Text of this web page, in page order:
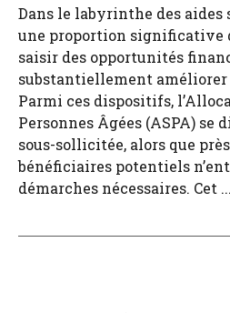
Dans le labyrinthe des aides
une proportion significative
saisir des opportunités
substantiellement
Parmi ces dispositifs,
Personnes Âgées (ASPA)
sous-sollicitée, alors que
bénéficiaires potentiels
démarches nécessaires. Cet ...